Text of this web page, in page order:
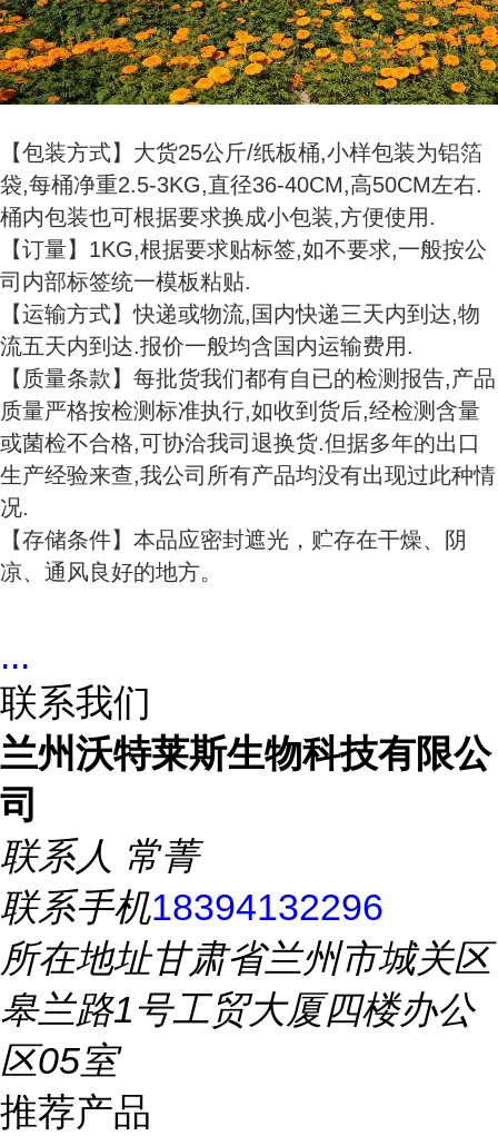
【包装方式】大货25公斤/纸板桶,小样包装为铝箔
袋,每桶净重2.5-3KG,直径36-40CM,高50CM左右.
桶内包装也可根据要求换成小包装,方便使用.
【订量】1KG,根据要求贴标签,如不要求,一般按公
司内部标签统一模板粘贴.
【运输方式】快递或物流,国内快递三天内到达,物
流五天内到达.报价一般均含国内运输费用.
【质量条款】每批货我们都有自已的检测报告,产品
质量严格按检测标准执行,如收到货后,经检测含量
或菌检不合格,可协洽我司退换货.但据多年的出口
生产经验来查,我公司所有产品均没有出现过此种情
况.
【存储条件】本品应密封遮光，贮存在干燥、阴
凉、通风良好的地方。
...
联系我们
兰州沃特莱斯生物科技有限公
司
联系人 常菁
联系手机18394132296
所在地址甘肃省兰州市城关区
皋兰路1号工贸大厦四楼办公
区05室
推荐产品